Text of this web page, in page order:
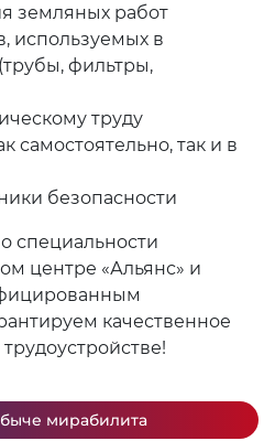
земляных работ
используемых в
фильтры,
труду
самостоятельно, так и в
безопасности
специальности
центре «Альянс» и
качественное
мирабилита